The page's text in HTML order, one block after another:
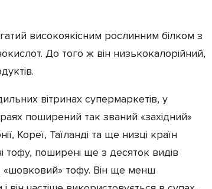
високоякісним рослинним білком з
До того ж він низькокалорійний,
вітринах супермаркетів, у
поширений так званий «західний»
Кореї, Таїланді та ще низці країн
тофу, поширені ще з десяток видів
«шовковий» тофу. Він ще менш